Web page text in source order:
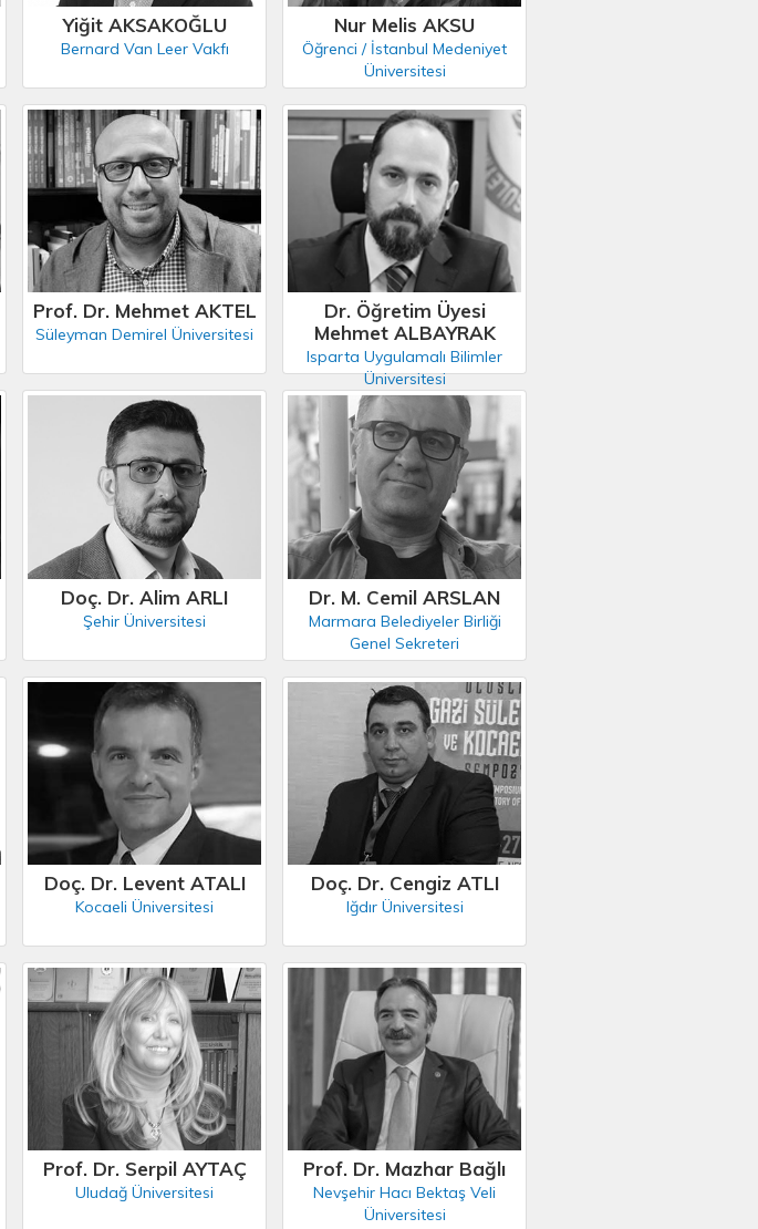
Yiğit AKSAKOĞLU
Bernard Van Leer Vakfı
Nur Melis AKSU
Öğrenci / İstanbul Medeniyet
Üniversitesi
Prof. Dr. Mehmet AKTEL
Süleyman Demirel Üniversitesi
Dr. Öğretim Üyesi
Mehmet ALBAYRAK
Isparta Uygulamalı Bilimler
Üniversitesi
Doç. Dr. Alim ARLI
Şehir Üniversitesi
Dr. M. Cemil ARSLAN
Marmara Belediyeler Birliği
Genel Sekreteri
Doç. Dr. Levent ATALI
Kocaeli Üniversitesi
Doç. Dr. Cengiz ATLI
Iğdır Üniversitesi
Prof. Dr. Serpil AYTAÇ
Uludağ Üniversitesi
Prof. Dr. Mazhar Bağlı
Nevşehir Hacı Bektaş Veli
Üniversitesi